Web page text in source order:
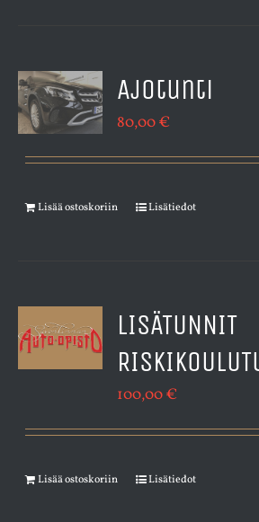
Ajotunti
80,00€
Lisää ostoskoriin Lisätiedot
LISÄTUNNIT
100,00€
Lisää ostoskoriin Lisätiedot